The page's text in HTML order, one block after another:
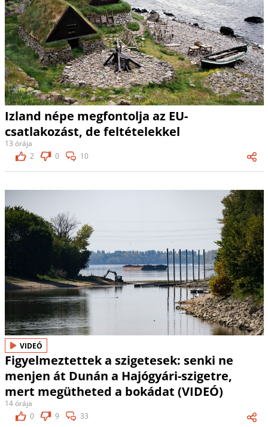
Izland népe megfontolja az EU-
csatlakozást, de feltételekkel
13 órája
2
0 10
VIDEÓ
Figyelmeztettek a szigetesek: senki ne
menjen át Dunán a Hajógyári-szigetre,
mert megütheted a bokádat (VIDEÓ)
14 órája
0
9 33